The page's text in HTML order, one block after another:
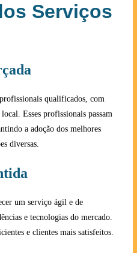
Serviços
qualificados, com
Esses profissionais passam
a adoção dos melhores
diversas.
um serviço ágil e de
e tecnologias do mercado.
e clientes mais satisfeitos.